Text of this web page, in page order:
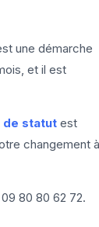
une démarche
et il est
de statut est
changement à
09 80 80 62 72.